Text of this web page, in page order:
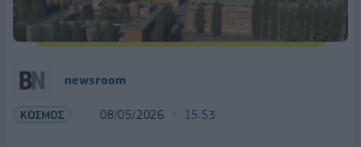
newsroom
ΚΟΣΜΟΣ 08/05/2026 15:53